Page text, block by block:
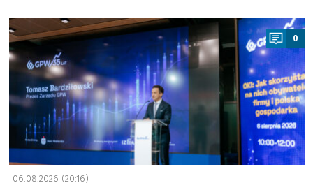
a
0
06.08.2026 (20:16)